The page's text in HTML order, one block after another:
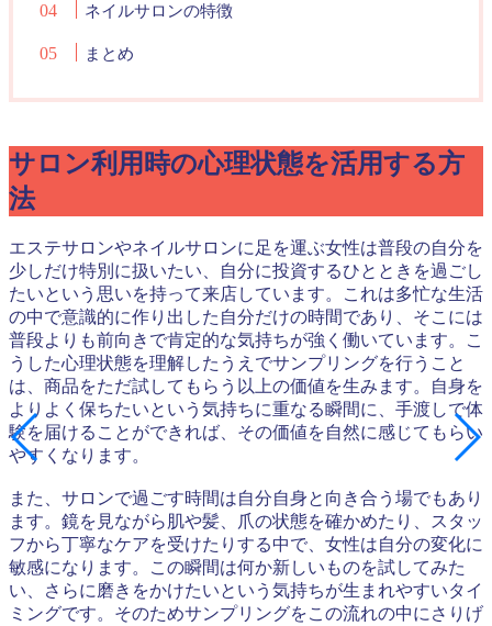
ネイルサロンの特徴
まとめ
サロン利用時の心理状態を活用する方
法
エステサロンやネイルサロンに足を運ぶ女性は普段の自分を
少しだけ特別に扱いたい、自分に投資するひとときを過ごし
たいという思いを持って来店しています。これは多忙な生活
の中で意識的に作り出した自分だけの時間であり、そこには
普段よりも前向きで肯定的な気持ちが強く働いています。こ
うした心理状態を理解したうえでサンプリングを行うこと
は、商品をただ試してもらう以上の価値を生みます。自身を
よりよく保ちたいという気持ちに重なる瞬間に、手渡しで体
験を届けることができれば、その価値を自然に感じてもらい
やすくなります。
また、サロンで過ごす時間は自分自身と向き合う場でもあり
ます。鏡を見ながら肌や髪、爪の状態を確かめたり、スタッ
フから丁寧なケアを受けたりする中で、女性は自分の変化に
敏感になります。この瞬間は何か新しいものを試してみた
い、さらに磨きをかけたいという気持ちが生まれやすいタイ
ミングです。そのためサンプリングをこの流れの中にさりげ